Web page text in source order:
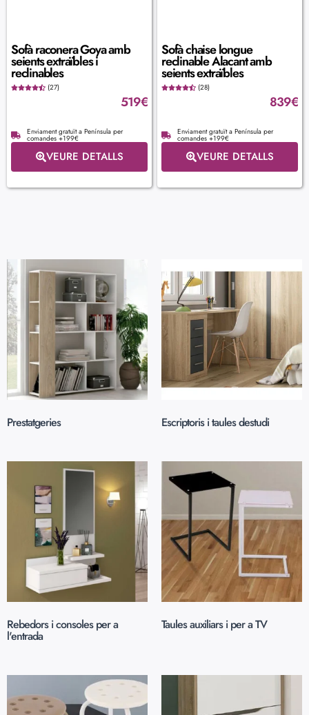
Sofà raconera Goya amb
seients extraïbles i
reclinables
(27)
519€
Enviament gratuït a Península per
comandes +199€
VEURE DETALLS
Sofà chaise longue
reclinable Alacant amb
seients extraïbles
(28)
839€
Enviament gratuït a Península per
comandes +199€
VEURE DETALLS
Prestatgeries Escriptoris i taules destudi
Rebedors i consoles per a
l'entrada
Taules auxiliars i per a TV